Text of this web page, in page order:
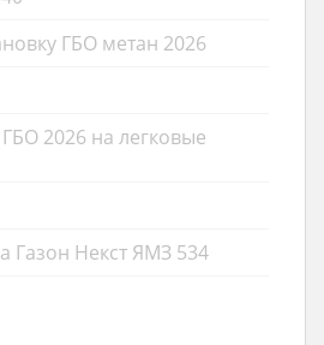
ГБО метан 2026
2026 на легковые
Газон Некст ЯМЗ 534